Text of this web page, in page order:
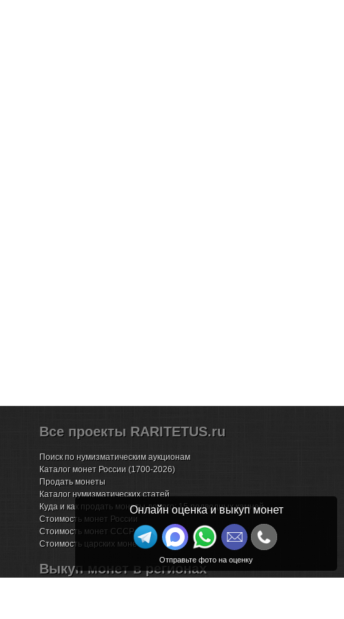
Все проекты RARITETUS.ru
Поиск по нумизматическим аукционам
Каталог монет России (1700-2026)
Продать монеты
Каталог нумизматических статей
Куда и как продать монеты дорого: 15 подводных камней
Стоимость монет России
Стоимость монет СССР
Стоимость царских монет
Выкуп монет в регионах
Онлайн оценка и выкуп монет